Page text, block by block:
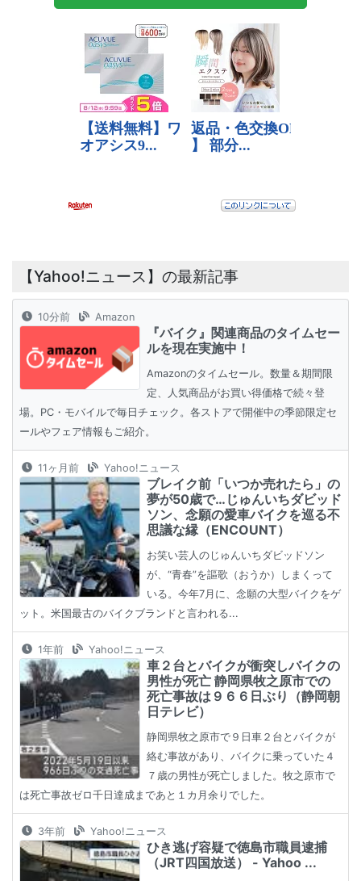
【Yahoo!ニュース】の最新記事
10分前 Amazon
『バイク』関連商品のタイムセー
ルを現在実施中！
Amazonのタイムセール。数量＆期間限
定、人気商品がお買い得価格で続々登
場。PC・モバイルで毎日チェック。各ストアで開催中の季節限定セ
ールやフェア情報もご紹介。
11ヶ月前 Yahoo!ニュース
ブレイク前「いつか売れたら」の
夢が50歳で…じゅんいちダビッド
ソン、念願の愛車バイクを巡る不
思議な縁（ENCOUNT）
お笑い芸人のじゅんいちダビッドソン
が、“青春”を謳歌（おうか）しまくって
いる。今年7月に、念願の大型バイクをゲ
ット。米国最古のバイクブランドと言われる...
1年前 Yahoo!ニュース
車２台とバイクが衝突しバイクの
男性が死亡 静岡県牧之原市での
死亡事故は９６６日ぶり（静岡朝
日テレビ）
静岡県牧之原市で９日車２台とバイクが
絡む事故があり、バイクに乗っていた４
７歳の男性が死亡しました。牧之原市で
は死亡事故ゼロ千日達成まであと１カ月余りでした。
3年前 Yahoo!ニュース
ひき逃げ容疑で徳島市職員逮捕
（JRT四国放送） - Yahoo ...